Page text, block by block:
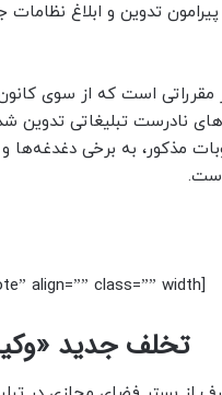
تدوین و ابلاغ نظامات
مقرراتی است که از سوی
نادرست تبلیغاتی تدوین
مذکور، به برخی دغدغه‌ها
است.
[box type=”note” align=”” class=”” width=””]
تخلف جدید